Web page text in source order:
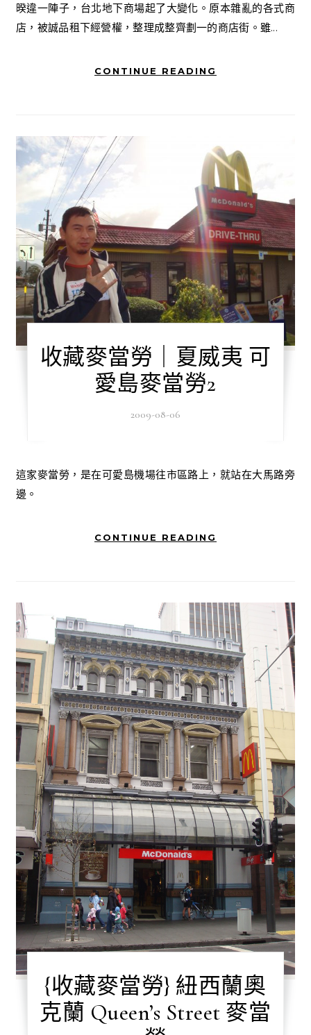
暌違一陣子，台北地下商場起了大變化。原本雜亂的各式商
店，被誠品租下經營權，整理成整齊劃一的商店街。雖...
CONTINUE READING
收藏麥當勞｜夏威夷 可
愛島麥當勞2
2009-08-06
這家麥當勞，是在可愛島機場往市區路上，就站在大馬路旁
邊。
CONTINUE READING
{收藏麥當勞} 紐西蘭奧
克蘭 Queen’s Street 麥當